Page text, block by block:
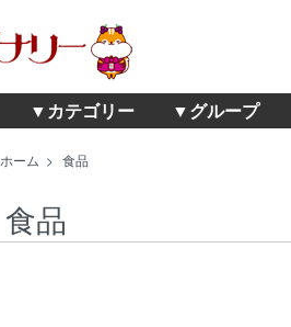
▼カテゴリー ▼グループ
ホーム > 食品
食品